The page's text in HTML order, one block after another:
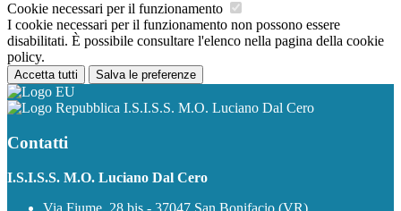
Cookie necessari per il funzionamento
I cookie necessari per il funzionamento non possono essere
disabilitati. È possibile consultare l'elenco nella pagina della cookie
policy.
Accetta tutti Salva le preferenze
I.S.I.S.S. M.O. Luciano Dal Cero
Contatti
I.S.I.S.S. M.O. Luciano Dal Cero
Via Fiume, 28 bis - 37047 San Bonifacio (VR)